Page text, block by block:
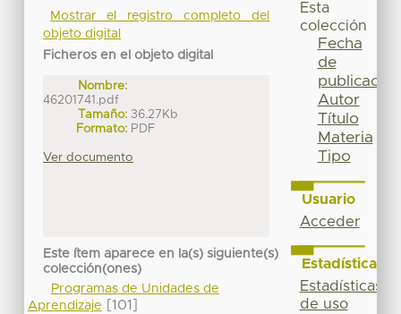
Mostrar el registro completo del
objeto digital
Ficheros en el objeto digital
Nombre:
46201741.pdf
Tamaño: 36.27Kb
Formato: PDF
Ver documento
Este ítem aparece en la(s) siguiente(s)
colección(ones)
Programas de Unidades de
Aprendizaje
[101]
Esta
colección
Fecha
de
publicación
Autor
Título
Materia
Tipo
Usuario
Acceder
Estadísticas
Estadísticas
de uso